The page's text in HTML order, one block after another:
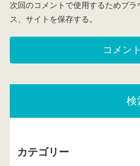
次回のコメントで使用するためブ
ス、サイトを保存する。
検
カテゴリー